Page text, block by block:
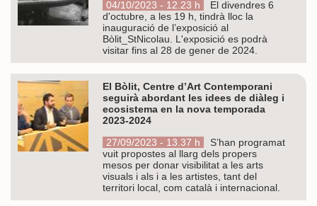
04/10/2023 - 12.23 h
El divendres 6
d'octubre, a les 19 h, tindrà lloc la
inauguració de l’exposició al
Bòlit_StNicolau. L'exposició es podrà
visitar fins al 28 de gener de 2024.
El Bòlit, Centre d’Art Contemporani
seguirà abordant les idees de diàleg i
ecosistema en la nova temporada
2023-2024
27/09/2023 - 13.37 h
S’han programat
vuit propostes al llarg dels propers
mesos per donar visibilitat a les arts
visuals i als i a les artistes, tant del
territori local, com català i internacional.